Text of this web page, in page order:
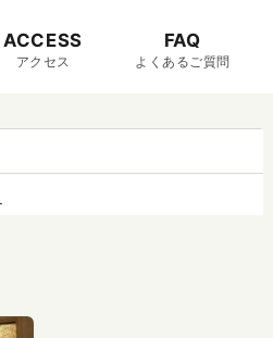
ACCESS
アクセス
FAQ
よくあるご質問